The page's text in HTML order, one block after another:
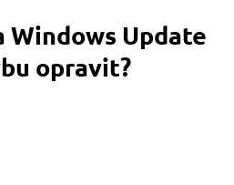
Windows Update
opravit?